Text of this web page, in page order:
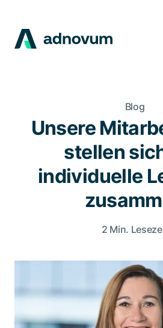
Insights
Unternehmen
Karriere
Spezialisten
Blog
Unsere
stellen
individuelle
2 Min.